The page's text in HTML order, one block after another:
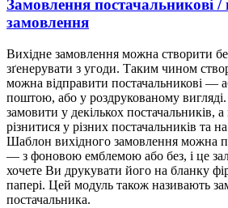
Замовлення постачальникові /
замовлення
Вихідне замовлення можна створити
зґенерувати з угоди. Таким чином
можна відправити постачальникові —
поштою, або у роздрукованому
замовити у декількох постачальників,
різнитися у різних постачальників та
Шаблон вихідного замовлення можна
— з фоновою емблемою або без, і це
хочете Ви друкувати його на бланку
папері. Цей модуль також називають
постачальника.